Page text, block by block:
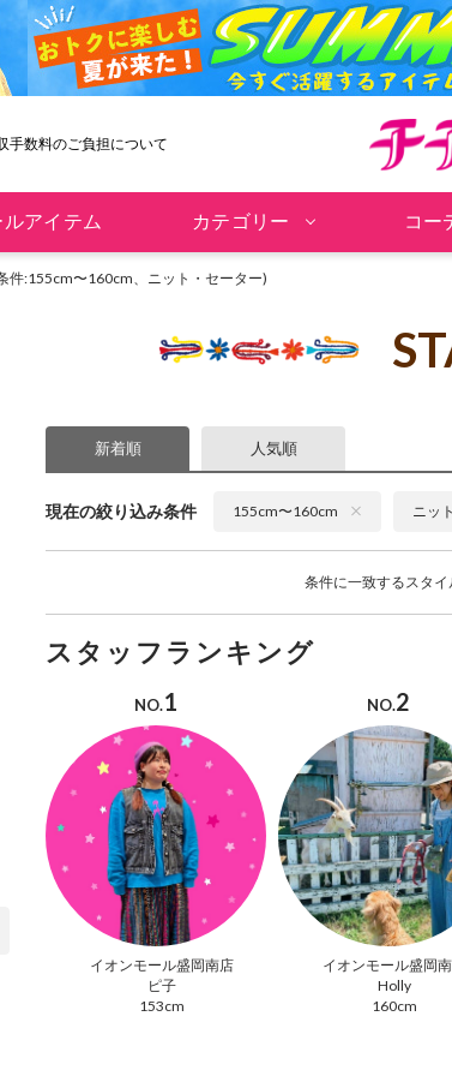
手数料のご負担について
ルアイテム カテゴリー コー
件:155cm〜160cm、ニット・セーター)
新着順 人気順
現在の絞り込み条件 155cm〜160cm ニッ
条件に一致するスタ
スタッフランキング
NO.1
イオンモール盛岡南店
ピ子
153cm
NO.2
イオンモール盛岡
Holly
160cm